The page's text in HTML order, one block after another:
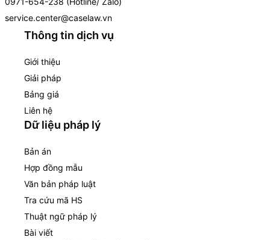
service.center@caselaw.vn
Thông tin dịch vụ
Giới thiệu
Giải pháp
Bảng giá
Liên hệ
Dữ liệu pháp lý
Bản án
Hợp đồng mẫu
Văn bản pháp luật
Tra cứu mã HS
Thuật ngữ pháp lý
Bài viết